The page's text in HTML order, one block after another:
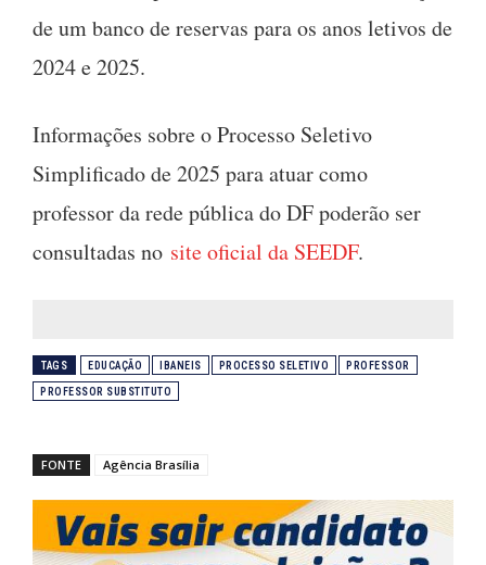
de um banco de reservas para os anos letivos de
2024 e 2025.
Informações sobre o Processo Seletivo
Simplificado de 2025 para atuar como
professor da rede pública do DF poderão ser
consultadas no site oficial da SEEDF.
TAGS EDUCAÇÃO IBANEIS PROCESSO SELETIVO PROFESSOR
PROFESSOR SUBSTITUTO
FONTE Agência Brasília